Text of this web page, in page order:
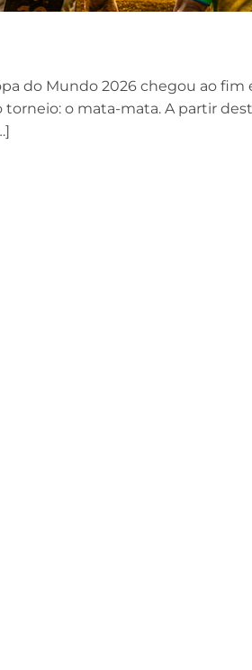
do Mundo 2026 chegou ao fim
o mata-mata. A partir